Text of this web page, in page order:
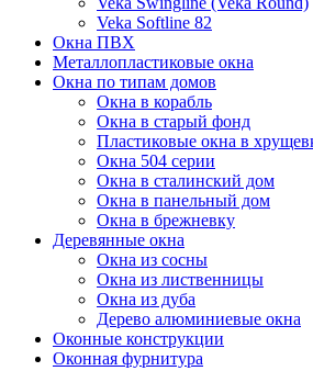
Veka Softline 82
Окна ПВХ
Металлопластиковые окна
Окна по типам домов
Окна в корабль
Окна в старый фонд
Пластиковые окна в
Окна 504 серии
Окна в сталинский дом
Окна в панельный дом
Окна в брежневку
Деревянные окна
Окна из сосны
Окна из лиственницы
Окна из дуба
Дерево алюминиевые окна
Оконные конструкции
Оконная фурнитура